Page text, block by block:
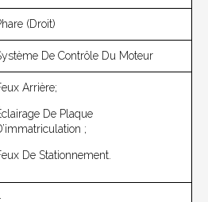
(droit)
De Contrôle Du Moteur
Arrière;
De Plaque
;
De Stationnement.